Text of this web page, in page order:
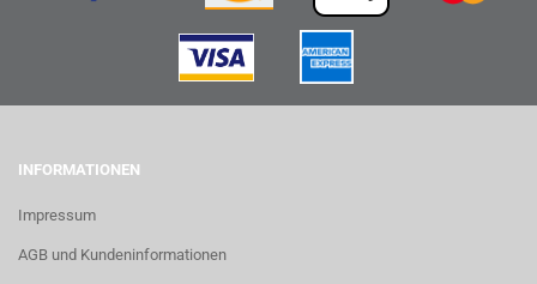
INFORMATIONEN
Impressum
AGB und Kundeninformationen